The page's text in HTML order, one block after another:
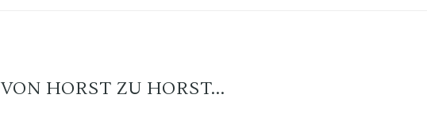
VON HORST ZU HORST...